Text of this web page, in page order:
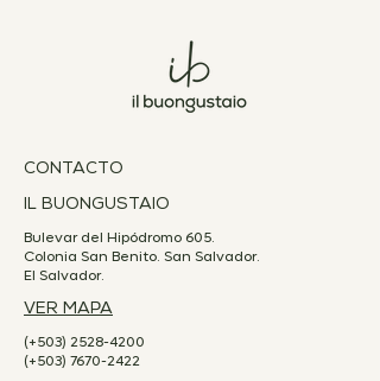
CONTACTO
IL BUONGUSTAIO
Bulevar del Hipódromo 605.
Colonia San Benito. San Salvador.
El Salvador.
VER MAPA
(+503) 2528-4200
(+503) 7670-2422